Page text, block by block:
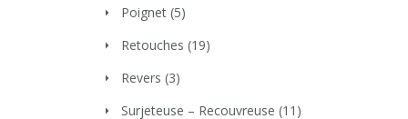
Poignet (5)
Retouches (19)
Revers (3)
Surjeteuse – Recouvreuse (11)